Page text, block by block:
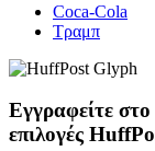
Coca-Cola
Τραμπ
Εγγραφείτε
επιλογές